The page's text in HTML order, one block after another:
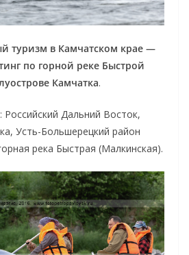
туризм в Камчатском крае —
по горной реке Быстрой
Камчатка.
Дальний Восток,
Усть-Большерецкий район
река Быстрая (Малкинская).